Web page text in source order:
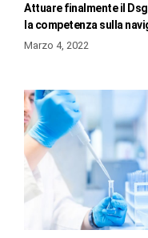
Attuare finalmente il
la competenza sulla
Marzo 4, 2022